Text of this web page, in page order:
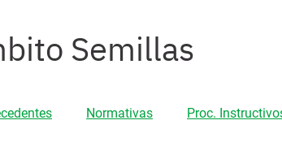
Semillas
Normativas Proc.